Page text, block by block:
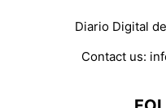
Diario Digital
Contact us: